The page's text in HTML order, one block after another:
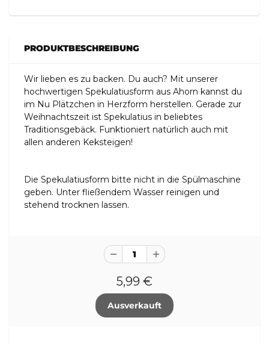
PRODUKTBESCHREIBUNG
Wir lieben es zu backen. Du auch? Mit unserer
hochwertigen Spekulatiusform aus Ahorn kannst du
im Nu Plätzchen in Herzform herstellen. Gerade zur
Weihnachtszeit ist Spekulatius in beliebtes
Traditionsgebäck. Funktioniert natürlich auch mit
allen anderen Keksteigen!
Die Spekulatiusform bitte nicht in die Spülmaschine
geben. Unter fließendem Wasser reinigen und
stehend trocknen lassen.
5,99 €